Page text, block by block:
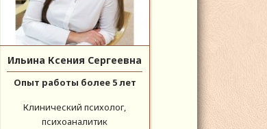
Ильина Ксения Сергеевна
Опыт работы более 5 лет
Клинический психолог,
психоаналитик